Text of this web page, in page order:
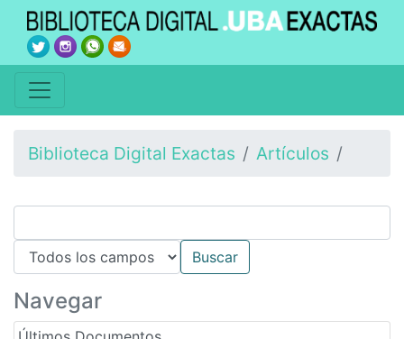
Biblioteca Digital Exactas Artículos
Navegar